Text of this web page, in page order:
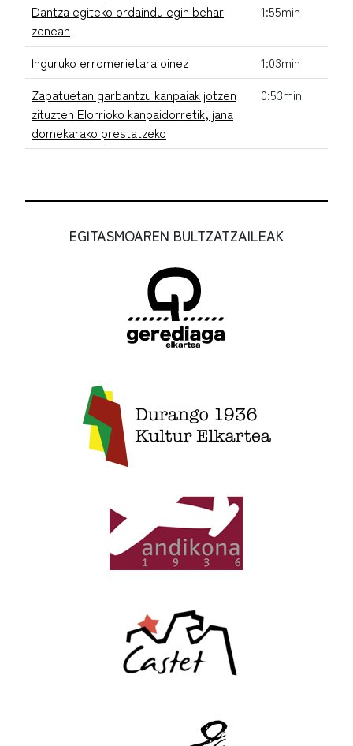
Dantza egiteko ordaindu egin behar
zenean
1:55min
Inguruko erromerietara oinez
1:03min
Zapatuetan garbantzu kanpaiak jotzen
zituzten Elorrioko kanpaidorretik, jana
domekarako prestatzeko
0:53min
EGITASMOAREN BULTZATZAILEAK